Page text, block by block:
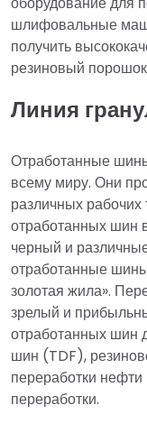
шлифовальные
получить
резиновый
Линия
Отработанные
всему миру. Они
различных рабочих
отработанных шин
черный и
отработанные
золотая жила».
зрелый и
отработанных шин
шин (TDF),
переработки
переработки.